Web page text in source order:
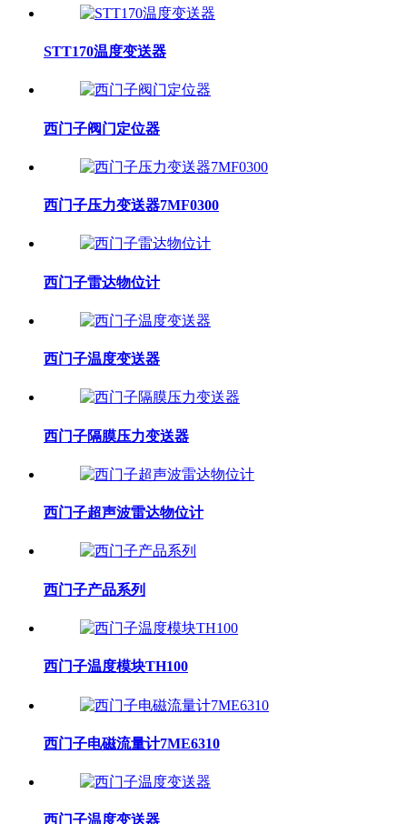
STT170温度变送器
西门子阀门定位器
西门子压力变送器7MF0300
西门子雷达物位计
西门子温度变送器
西门子隔膜压力变送器
西门子超声波雷达物位计
西门子产品系列
西门子温度模块TH100
西门子电磁流量计7ME6310
西门子温度变送器